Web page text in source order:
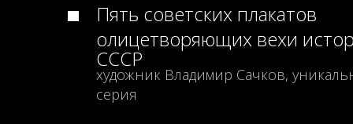
Пять советских плакатов
олицетворяющих вехи
СССР
художник Владимир Сачков,
серия